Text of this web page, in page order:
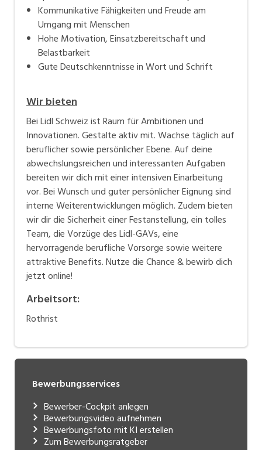
Kommunikative Fähigkeiten und Freude am
Umgang mit Menschen
Hohe Motivation, Einsatzbereitschaft und
Belastbarkeit
Gute Deutschkenntnisse in Wort und Schrift
Wir bieten
Bei Lidl Schweiz ist Raum für Ambitionen und
Innovationen. Gestalte aktiv mit. Wachse täglich auf
beruflicher sowie persönlicher Ebene. Auf deine
abwechslungsreichen und interessanten Aufgaben
bereiten wir dich mit einer intensiven Einarbeitung
vor. Bei Wunsch und guter persönlicher Eignung sind
interne Weiterentwicklungen möglich. Zudem bieten
wir dir die Sicherheit einer Festanstellung, ein tolles
Team, die Vorzüge des Lidl-GAVs, eine
hervorragende berufliche Vorsorge sowie weitere
attraktive Benefits. Nutze die Chance & bewirb dich
jetzt online!
Arbeitsort:
Rothrist
Bewerbungsservices
Bewerber-Cockpit anlegen
Bewerbungsvideo aufnehmen
Bewerbungsfoto mit KI erstellen
Zum Bewerbungsratgeber